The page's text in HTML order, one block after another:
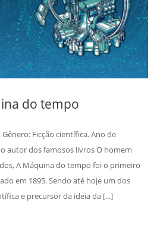
do tempo
Ficção científica. Ano de
autor dos famosos livros O homem
A Máquina do tempo foi o primeiro
em 1895. Sendo até hoje um dos
e precursor da ideia da [...]